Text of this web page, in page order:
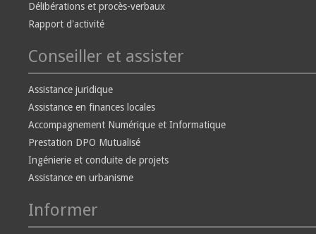
Délibérations et procès-verbaux
Rapport d'activité
Conseiller et assister
Assistance juridique
Assistance en finances locales
Accompagnement Numérique et Informatique
Prestation DPO Mutualisé
Ingénierie et conduite de projets
Assistance en urbanisme
Informer